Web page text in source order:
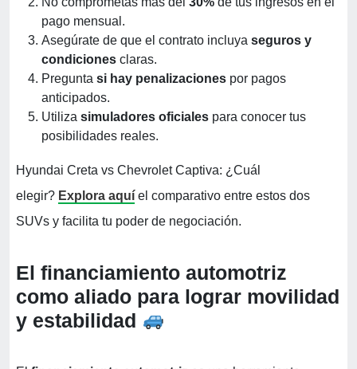
pago mensual.
Asegúrate de que el contrato incluya seguros y
condiciones claras.
Pregunta si hay penalizaciones por pagos
anticipados.
Utiliza simuladores oficiales para conocer tus
posibilidades reales.
Hyundai Creta vs Chevrolet Captiva: ¿Cuál
elegir? Explora aquí el comparativo entre estos dos
SUVs y facilita tu poder de negociación.
El financiamiento automotriz
como aliado para lograr movilidad
y estabilidad